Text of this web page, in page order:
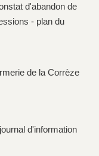
d'abandon de
- plan du
de la Corrèze
d'information